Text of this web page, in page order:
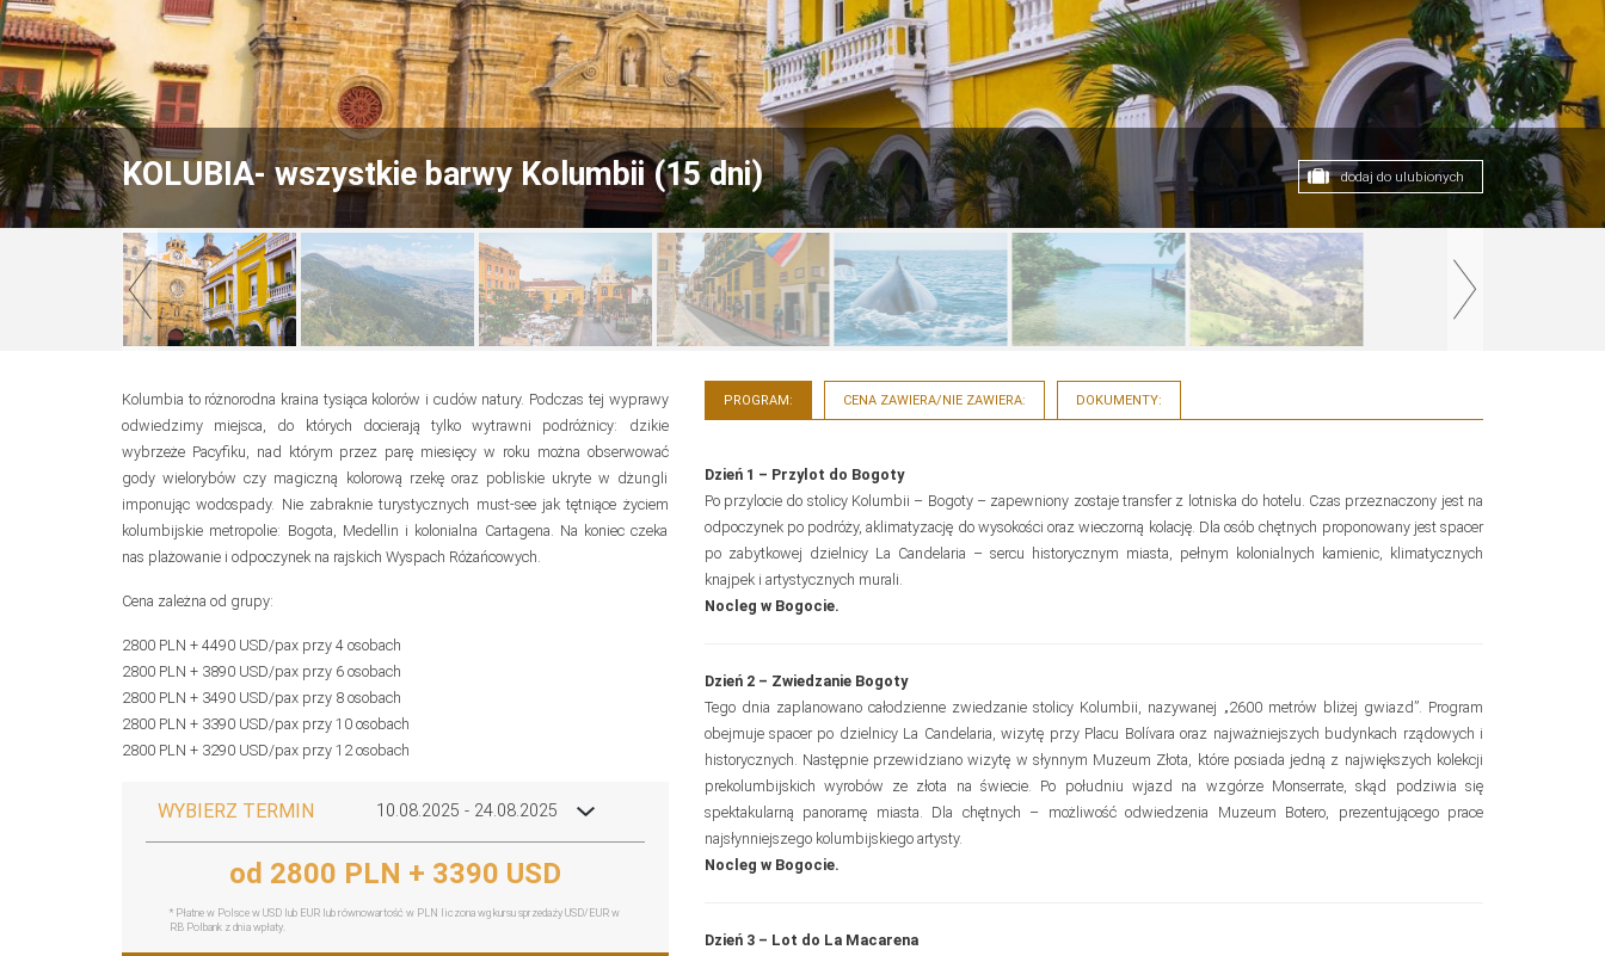
KOLUBIA- wszystkie barwy Kolumbii (15 dni) dodaj do ulubionych
Kolumbia to różnorodna kraina tysiąca kolorów i cudów natury. Podczas tej wyprawy
odwiedzimy miejsca, do których docierają tylko wytrawni podróżnicy: dzikie
wybrzeże Pacyfiku, nad którym przez parę miesięcy w roku można obserwować
gody wielorybów czy magiczną kolorową rzekę oraz pobliskie ukryte w dżungli
imponując wodospady. Nie zabraknie turystycznych must-see jak tętniące życiem
kolumbijskie metropolie: Bogota, Medellin i kolonialna Cartagena. Na koniec czeka
nas plażowanie i odpoczynek na rajskich Wyspach Różańcowych.
Cena zależna od grupy:
2800 PLN + 4490 USD/pax przy 4 osobach
2800 PLN + 3890 USD/pax przy 6 osobach
2800 PLN + 3490 USD/pax przy 8 osobach
2800 PLN + 3390 USD/pax przy 10 osobach
2800 PLN + 3290 USD/pax przy 12 osobach
WYBIERZ TERMIN 10.08.2025 - 24.08.2025
od 2800 PLN + 3390 USD
* Płatne w Polsce w USD lub EUR lub równowartość w PLN liczona wg kursu sprzedaży USD/EUR w
RB Polbank z dnia wpłaty.
PROGRAM: CENA ZAWIERA/NIE ZAWIERA: DOKUMENTY:
Dzień 1 – Przylot do Bogoty
Po przylocie do stolicy Kolumbii – Bogoty – zapewniony zostaje transfer z lotniska do hotelu. Czas przeznaczony jest na
odpoczynek po podróży, aklimatyzację do wysokości oraz wieczorną kolację. Dla osób chętnych proponowany jest spacer
po zabytkowej dzielnicy La Candelaria – sercu historycznym miasta, pełnym kolonialnych kamienic, klimatycznych
knajpek i artystycznych murali.
Nocleg w Bogocie.
Dzień 2 – Zwiedzanie Bogoty
Tego dnia zaplanowano całodzienne zwiedzanie stolicy Kolumbii, nazywanej „2600 metrów bliżej gwiazd”. Program
obejmuje spacer po dzielnicy La Candelaria, wizytę przy Placu Bolívara oraz najważniejszych budynkach rządowych i
historycznych. Następnie przewidziano wizytę w słynnym Muzeum Złota, które posiada jedną z największych kolekcji
prekolumbijskich wyrobów ze złota na świecie. Po południu wjazd na wzgórze Monserrate, skąd podziwia się
spektakularną panoramę miasta. Dla chętnych – możliwość odwiedzenia Muzeum Botero, prezentującego prace
najsłynniejszego kolumbijskiego artysty.
Nocleg w Bogocie.
Dzień 3 – Lot do La Macarena